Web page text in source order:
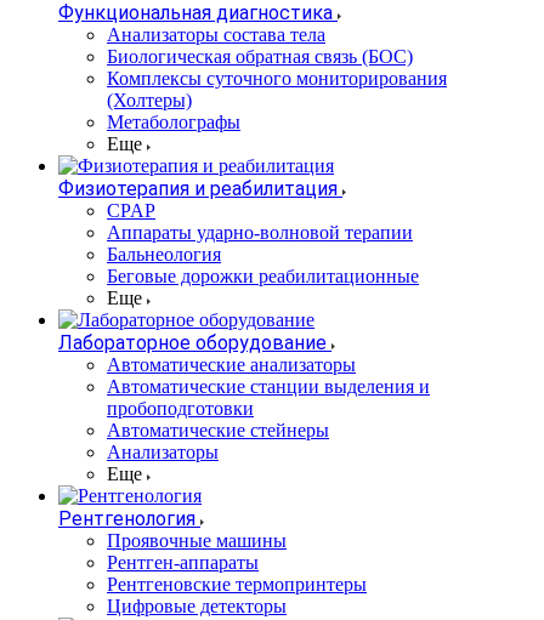
Функциональная диагностика
Анализаторы состава тела
Биологическая обратная связь (БОС)
Комплексы суточного мониторирования
(Холтеры)
Метаболографы
Еще
Физиотерапия и реабилитация
CPAP
Аппараты ударно-волновой терапии
Бальнеология
Беговые дорожки реабилитационные
Еще
Лабораторное оборудование
Автоматические анализаторы
Автоматические станции выделения и
пробоподготовки
Автоматические стейнеры
Анализаторы
Еще
Рентгенология
Проявочные машины
Рентген-аппараты
Рентгеновские термопринтеры
Цифровые детекторы